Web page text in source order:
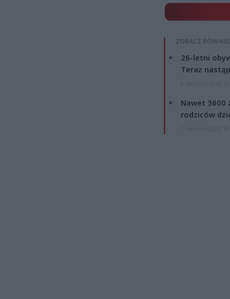
ZOBACZ
26-letni
Teraz
Nawet 3600
rodziców